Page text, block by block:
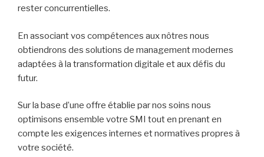
rester concurrentielles.​
En associant vos compétences aux nôtres nous
obtiendrons des solutions de management modernes
adaptées à la transformation digitale et aux défis du
futur.​
Sur la base d’une offre établie par nos soins nous
optimisons ensemble votre SMI tout en prenant en
compte les exigences internes et normatives propres à
votre société.